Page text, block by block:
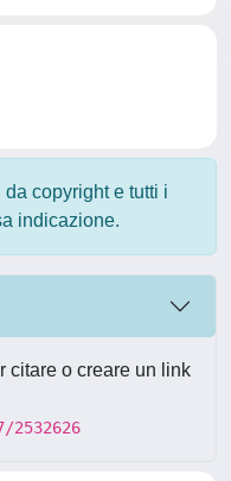
da copyright e tutti i
indicazione.
citare o creare un link